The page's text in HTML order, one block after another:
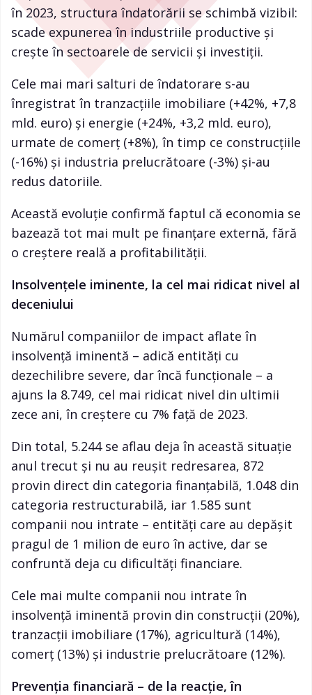
în 2023, structura îndatorării se schimbă vizibil:
scade expunerea în industriile productive și
crește în sectoarele de servicii și investiții.
Cele mai mari salturi de îndatorare s-au
înregistrat în tranzacțiile imobiliare (+42%, +7,8
mld. euro) și energie (+24%, +3,2 mld. euro),
urmate de comerț (+8%), în timp ce construcțiile
(-16%) și industria prelucrătoare (-3%) și-au
redus datoriile.
Această evoluție confirmă faptul că economia se
bazează tot mai mult pe finanțare externă, fără
o creștere reală a profitabilității.
Insolvențele iminente, la cel mai ridicat nivel al
deceniului
Numărul companiilor de impact aflate în
insolvență iminentă – adică entități cu
dezechilibre severe, dar încă funcționale – a
ajuns la 8.749, cel mai ridicat nivel din ultimii
zece ani, în creștere cu 7% față de 2023.
Din total, 5.244 se aflau deja în această situație
anul trecut și nu au reușit redresarea, 872
provin direct din categoria finanțabilă, 1.048 din
categoria restructurabilă, iar 1.585 sunt
companii nou intrate – entități care au depășit
pragul de 1 milion de euro în active, dar se
confruntă deja cu dificultăți financiare.
Cele mai multe companii nou intrate în
insolvență iminentă provin din construcții (20%),
tranzacții imobiliare (17%), agricultură (14%),
comerț (13%) și industrie prelucrătoare (12%).
Prevenția financiară – de la reacție, în